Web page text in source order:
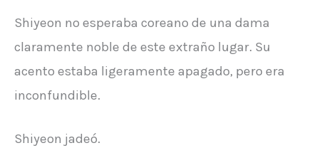
Shiyeon no esperaba coreano de una dama
claramente noble de este extraño lugar. Su
acento estaba ligeramente apagado, pero era
inconfundible.
Shiyeon jadeó.